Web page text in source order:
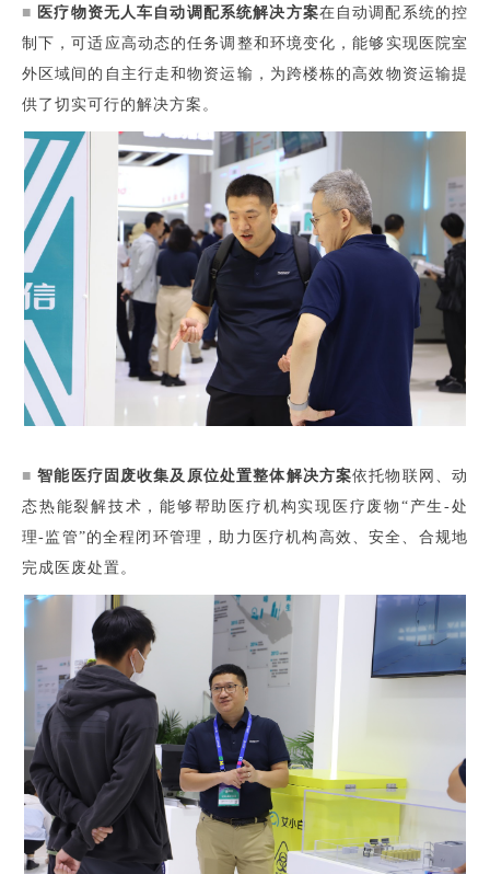
■ 医疗物资无人车自动调配系统解决方案在自动调配系统的控
制下，可适应高动态的任务调整和环境变化，能够实现医院室
外区域间的自主行走和物资运输，为跨楼栋的高效物资运输提
供了切实可行的解决方案。
■智能医疗固废收集及原位处置整体解决方案依托物联网、动
态热能裂解技术，能够帮助医疗机构实现医疗废物“产生-处
理-监管”的全程闭环管理，助力医疗机构高效、安全、合规地
完成医废处置。